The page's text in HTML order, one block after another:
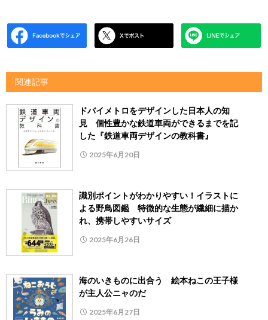
関連記事
ドバイメトロをデザインした日本人の知
見 個性豊かな鉄道車両ができるまでを記
した『鉄道車両デザインの教科書』
2025年6月20日
識別ポイントがわかりやすい！イラストに
よる野鳥図鑑 特徴的な生態が繊細に描か
れ、携帯しやすいサイズ
2025年6月26日
海のいきものに出合う 絵本ねこの王子様
が主人公ニャのだ
2025年6月27日